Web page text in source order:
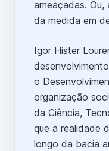
ameaçadas.
da medida em
Igor Hister
o
organização
da Ciência,
que a realidade
longo da bacia